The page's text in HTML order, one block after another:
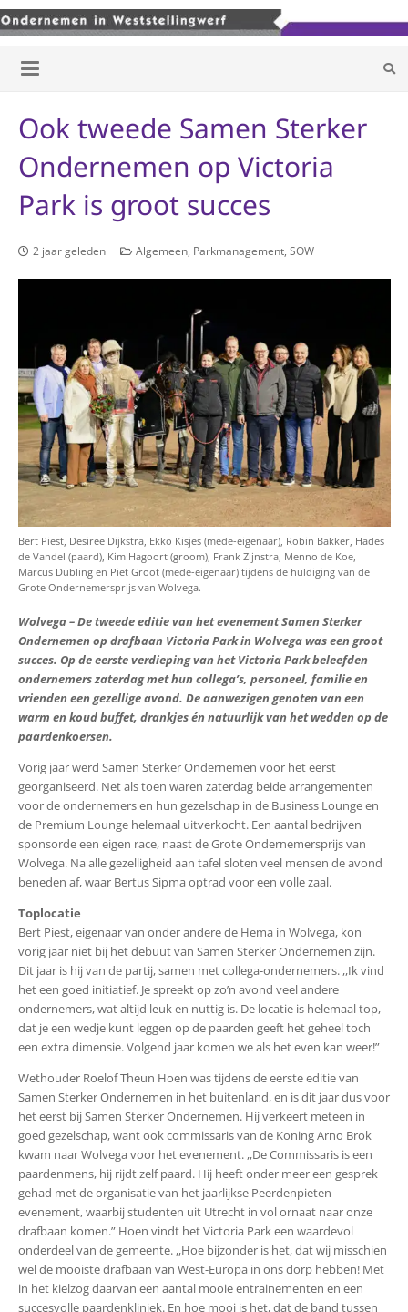
Ook tweede Samen Sterker
Ondernemen op Victoria
Park is groot succes
2 jaar geleden Algemeen Parkmanagement ,SOW
Bert Piest, Desiree Dijkstra, Ekko Kisjes (mede-eigenaar), Robin Bakker, Hades
de Vandel (paard), Kim Hagoort (groom), Frank Zijnstra, Menno de Koe,
Marcus Dubling en Piet Groot (mede-eigenaar) tijdens de huldiging van de
Grote Ondernemersprijs van Wolvega.
Wolvega – De tweede editie van het evenement Samen Sterker
Ondernemen op drafbaan Victoria Park in Wolvega was een groot
succes. Op de eerste verdieping van het Victoria Park beleefden
ondernemers zaterdag met hun collega’s, personeel, familie en
vrienden een gezellige avond. De aanwezigen genoten van een
warm en koud buffet, drankjes én natuurlijk van het wedden op de
paardenkoersen.
Vorig jaar werd Samen Sterker Ondernemen voor het eerst
georganiseerd. Net als toen waren zaterdag beide arrangementen
voor de ondernemers en hun gezelschap in de Business Lounge en
de Premium Lounge helemaal uitverkocht. Een aantal bedrijven
sponsorde een eigen race, naast de Grote Ondernemersprijs van
Wolvega. Na alle gezelligheid aan tafel sloten veel mensen de avond
beneden af, waar Bertus Sipma optrad voor een volle zaal.
Toplocatie
Bert Piest, eigenaar van onder andere de Hema in Wolvega, kon
vorig jaar niet bij het debuut van Samen Sterker Ondernemen zijn.
Dit jaar is hij van de partij, samen met collega-ondernemers. ,,Ik vind
het een goed initiatief. Je spreekt op zo’n avond veel andere
ondernemers, wat altijd leuk en nuttig is. De locatie is helemaal top,
dat je een wedje kunt leggen op de paarden geeft het geheel toch
een extra dimensie. Volgend jaar komen we als het even kan weer!”
Wethouder Roelof Theun Hoen was tijdens de eerste editie van
Samen Sterker Ondernemen in het buitenland, en is dit jaar dus voor
het eerst bij Samen Sterker Ondernemen. Hij verkeert meteen in
goed gezelschap, want ook commissaris van de Koning Arno Brok
kwam naar Wolvega voor het evenement. ,,De Commissaris is een
paardenmens, hij rijdt zelf paard. Hij heeft onder meer een gesprek
gehad met de organisatie van het jaarlijkse Peerdenpieten-
evenement, waarbij studenten uit Utrecht in vol ornaat naar onze
drafbaan komen.” Hoen vindt het Victoria Park een waardevol
onderdeel van de gemeente. ,,Hoe bijzonder is het, dat wij misschien
wel de mooiste drafbaan van West-Europa in ons dorp hebben! Met
in het kielzog daarvan een aantal mooie entrainementen en een
succesvolle paardenkliniek. En hoe mooi is het, dat de band tussen